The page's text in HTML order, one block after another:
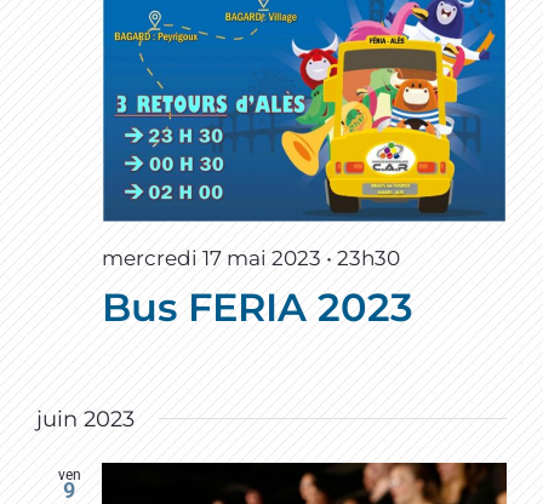
mercredi 17 mai 2023 • 23h30
Bus FERIA 2023
juin 2023
ven
9